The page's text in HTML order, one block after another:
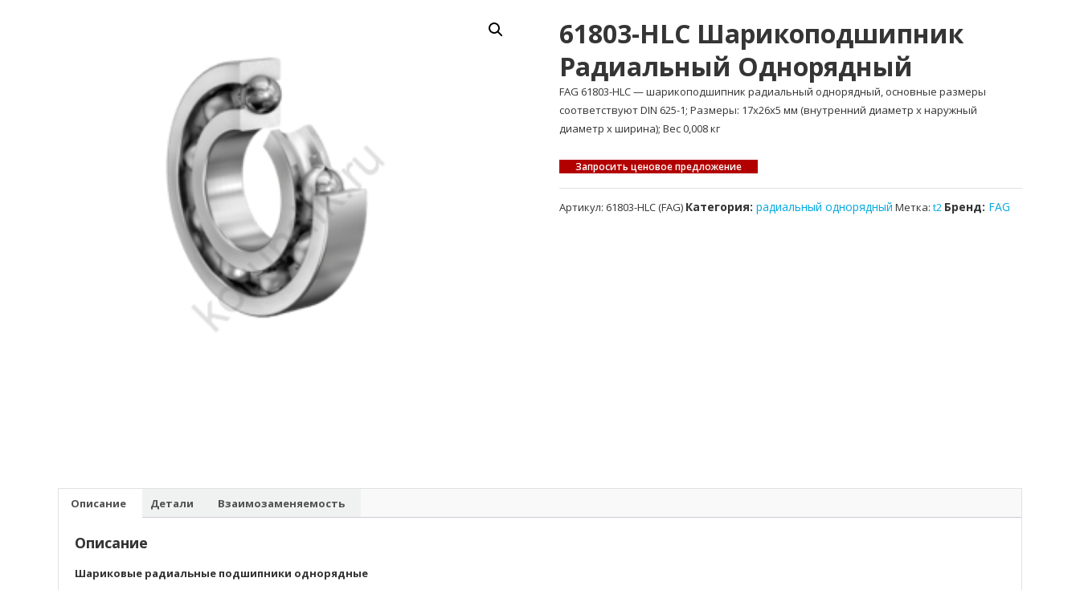
61803-HLC Шарикоподшипник
Радиальный Однорядный
FAG 61803-HLC — шарикоподшипник радиальный однорядный, основные размеры
соответствуют DIN 625-1; Размеры: 17x26x5 мм (внутренний диаметр x наружный
диаметр x ширина); Вес 0,008 кг
Запросить ценовое предложение
Артикул: 61803-HLC (FAG) Категория: радиальный однорядный Метка: t2 Бренд: FAG
Описание Детали Взаимозаменяемость
Описание
Шариковые радиальные подшипники однорядные